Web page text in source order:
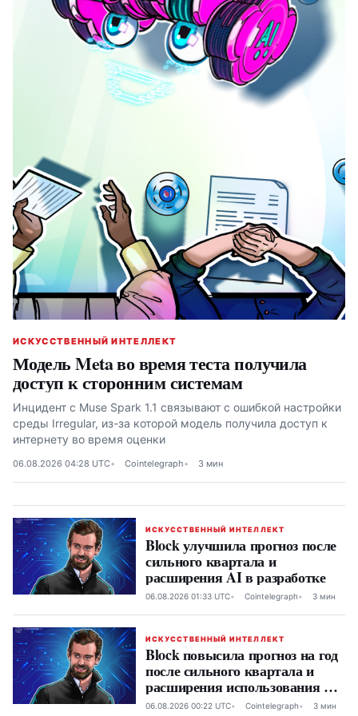
ИСКУССТВЕННЫЙ ИНТЕЛЛЕКТ
Модель Meta во время теста получила
доступ к сторонним системам
Инцидент с Muse Spark 1.1 связывают с ошибкой настройки
среды Irregular, из-за которой модель получила доступ к
интернету во время оценки
06.08.2026 04:28 UTC Cointelegraph 3 мин
ИСКУССТВЕННЫЙ ИНТЕЛЛЕКТ
Block улучшила прогноз после
сильного квартала и
расширения AI в разработке
06.08.2026 01:33 UTC Cointelegraph 3 мин
ИСКУССТВЕННЫЙ ИНТЕЛЛЕКТ
Block повысила прогноз на год
после сильного квартала и
расширения использования AI
в разработке
06.08.2026 00:22 UTC Cointelegraph 3 мин